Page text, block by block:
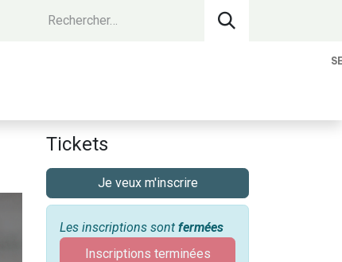
Tickets
Je veux m'inscrire
Les inscriptions sont fermées
Inscriptions terminées